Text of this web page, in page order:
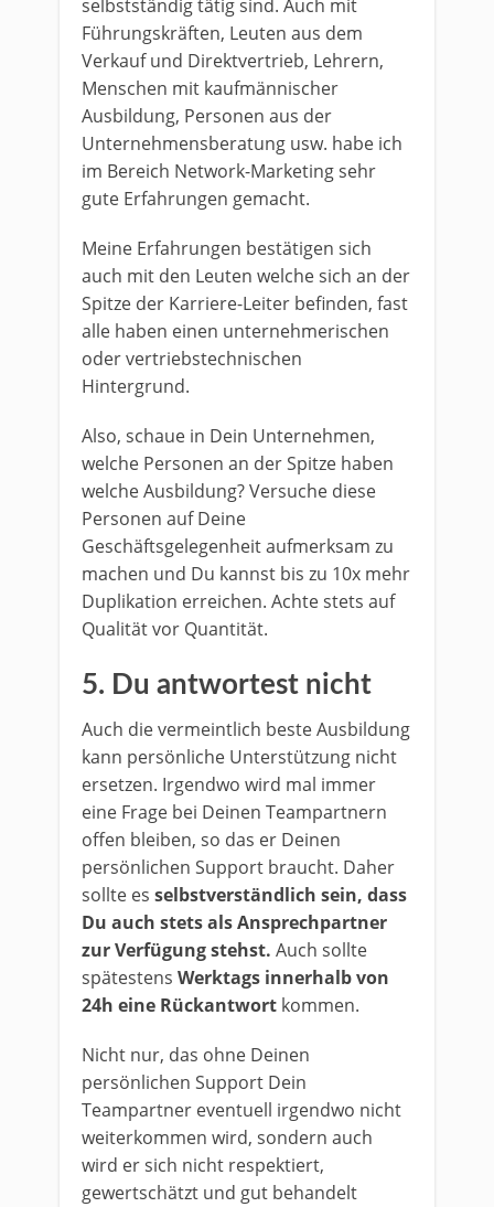
selbstständig tätig sind. Auch mit
Führungskräften, Leuten aus dem
Verkauf und Direktvertrieb, Lehrern,
Menschen mit kaufmännischer
Ausbildung, Personen aus der
Unternehmensberatung usw. habe ich
im Bereich Network-Marketing sehr
gute Erfahrungen gemacht.
Meine Erfahrungen bestätigen sich
auch mit den Leuten welche sich an der
Spitze der Karriere-Leiter befinden, fast
alle haben einen unternehmerischen
oder vertriebstechnischen
Hintergrund.
Also, schaue in Dein Unternehmen,
welche Personen an der Spitze haben
welche Ausbildung? Versuche diese
Personen auf Deine
Geschäftsgelegenheit aufmerksam zu
machen und Du kannst bis zu 10x mehr
Duplikation erreichen. Achte stets auf
Qualität vor Quantität.
5. Du antwortest nicht
Auch die vermeintlich beste Ausbildung
kann persönliche Unterstützung nicht
ersetzen. Irgendwo wird mal immer
eine Frage bei Deinen Teampartnern
offen bleiben, so das er Deinen
persönlichen Support braucht. Daher
sollte es selbstverständlich sein, dass
Du auch stets als Ansprechpartner
zur Verfügung stehst. Auch sollte
spätestens Werktags innerhalb von
24h eine Rückantwort kommen.
Nicht nur, das ohne Deinen
persönlichen Support Dein
Teampartner eventuell irgendwo nicht
weiterkommen wird, sondern auch
wird er sich nicht respektiert,
gewertschätzt und gut behandelt